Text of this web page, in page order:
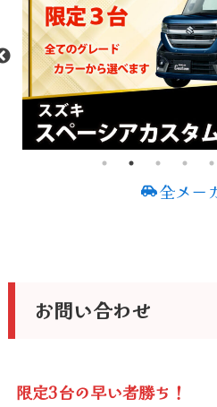
全メー
お問い合わせ
限定3台の早い者勝ち！